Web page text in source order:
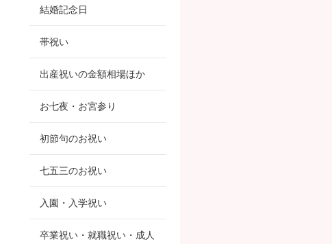
結婚記念日
帯祝い
出産祝いの金額相場ほか
お七夜・お宮参り
初節句のお祝い
七五三のお祝い
入園・入学祝い
卒業祝い・就職祝い・成人